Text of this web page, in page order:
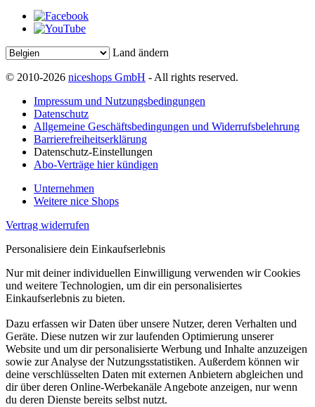
Land ändern
© 2010-2026 niceshops GmbH - All rights reserved.
Impressum und Nutzungsbedingungen
Datenschutz
Allgemeine Geschäftsbedingungen und Widerrufsbelehrung
Barrierefreiheitserklärung
Datenschutz-Einstellungen
Abo-Verträge hier kündigen
Unternehmen
Weitere nice Shops
Vertrag widerrufen
Personalisiere dein Einkaufserlebnis
Nur mit deiner individuellen Einwilligung verwenden wir Cookies
und weitere Technologien, um dir ein personalisiertes
Einkaufserlebnis zu bieten.
Dazu erfassen wir Daten über unsere Nutzer, deren Verhalten und
Geräte. Diese nutzen wir zur laufenden Optimierung unserer
Website und um dir personalisierte Werbung und Inhalte anzuzeigen
sowie zur Analyse der Nutzungsstatistiken. Außerdem können wir
deine verschlüsselten Daten mit externen Anbietern abgleichen und
dir über deren Online-Werbekanäle Angebote anzeigen, nur wenn
du deren Dienste bereits selbst nutzt.